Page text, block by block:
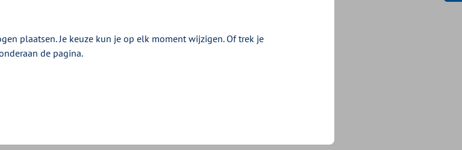
tarieven
met uw individuele tarieven. Dit overzicht wordt voor u
tarieven zijn opgebouwd?
plaatsen. Je keuze kun je op elk moment wijzigen. Of trek je
de pagina.